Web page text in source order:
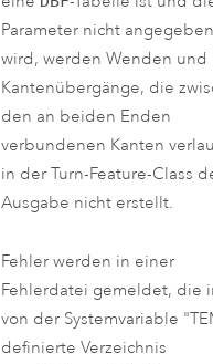
Parameter nicht angegeben
wird, werden Wenden und
Kantenübergänge, die
den an beiden Enden
verbundenen Kanten
in der Turn-Feature-Class
Ausgabe nicht erstellt.
Fehler werden in einer
Fehlerdatei gemeldet, die
von der Systemvariable
definierte Verzeichnis